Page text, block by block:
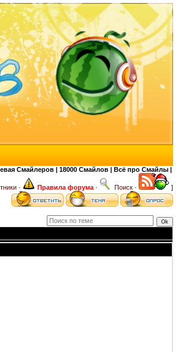
| 18000 Смайлов | Всё про Смайлы |
· Правила форума · Поиск · ]